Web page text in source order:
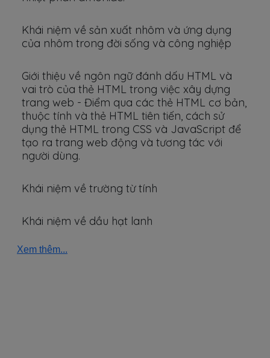
Khái niệm về sản xuất nhôm và ứng dụng
của nhôm trong đời sống và công nghiệp
Giới thiệu về ngôn ngữ đánh dấu HTML và
vai trò của thẻ HTML trong việc xây dựng
trang web - Điểm qua các thẻ HTML cơ bản,
thuộc tính và thẻ HTML tiên tiến, cách sử
dụng thẻ HTML trong CSS và JavaScript để
tạo ra trang web động và tương tác với
người dùng.
Khái niệm về trường từ tính
Khái niệm về dầu hạt lanh
Xem thêm...